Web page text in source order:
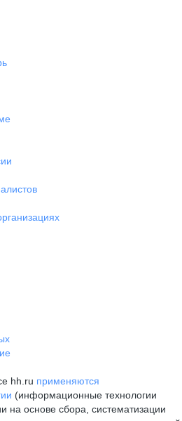
hh.ru применяются
(информационные технологии
на основе сбора, систематизации